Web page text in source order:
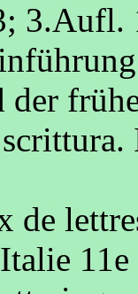
3.Aufl.
de
11e